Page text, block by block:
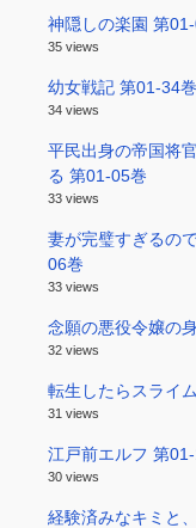
神隠しの楽園 第
35 views
幼女戦記 第01-34巻
34 views
平民出身の帝国将
る 第01-05巻
33 views
妻が完璧すぎるの
06巻
33 views
念願の悪役令嬢の
32 views
転生したらスライ
31 views
江戸前エルフ 第
30 views
経験済みなキミと